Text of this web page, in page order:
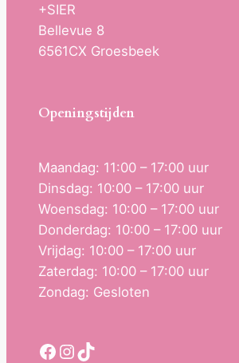
+SIER
Bellevue 8
6561CX Groesbeek
Openingstijden
Maandag: 11:00 – 17:00 uur
Dinsdag: 10:00 – 17:00 uur
Woensdag: 10:00 – 17:00 uur
Donderdag: 10:00 – 17:00 uur
Vrijdag: 10:00 – 17:00 uur
Zaterdag: 10:00 – 17:00 uur
Zondag: Gesloten
Facebook InstagramTikTok